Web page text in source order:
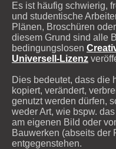
Es ist häufig schwierig,
und studentische
Plänen, Broschüren
diesem Grund sind alle
bedingungslosen
Universell-Lizenz
Dies bedeutet, dass die
kopiert, verändert,
genutzt werden dürfen,
weder Art, wie bspw.
am eigenen Bild oder
Bauwerken (abseits der
entgegenstehen.